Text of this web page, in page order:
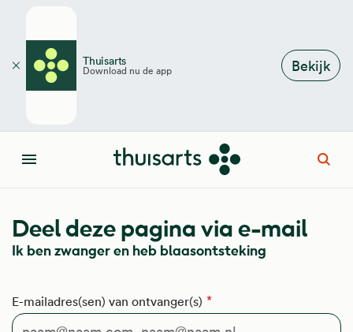
Thuisarts
Download nu de app Bekijk
Sluiten
Menu
Deel deze pagina via e-mail
Ik ben zwanger en heb blaasontsteking
E-mailadres(sen) van ontvanger(s)